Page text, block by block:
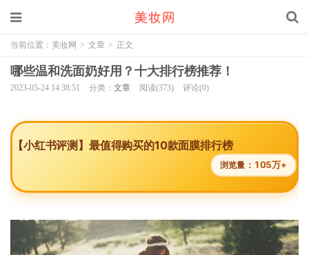
当前位置： 美妆网 > 文章 > 正文
哪些温和洗面奶好用？十大排行榜推荐！
2023-05-24 14:38:51 分类： 文章 阅读(373) 评论(0)
【小红书评测】最值得购买的10款面膜排行榜
浏览量： 105万+